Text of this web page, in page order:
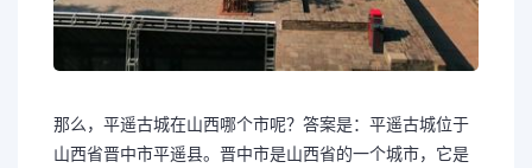
那么，平遥古城在山西哪个市呢？答案是：平遥古城位于
山西省晋中市平遥县。晋中市是山西省的一个城市，它是